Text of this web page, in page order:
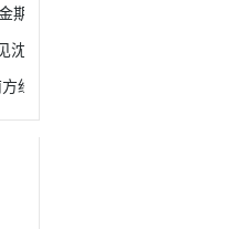
期！
阳产投大会成功举办
经理部同总承包公司第二分公